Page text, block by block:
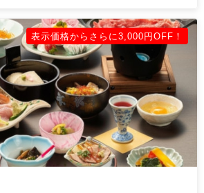
表示価格からさらに3,000円OFF！